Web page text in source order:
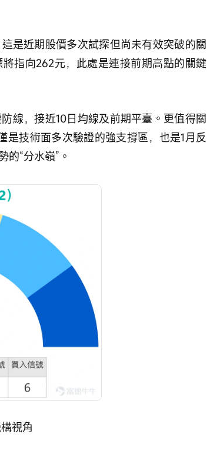
是近期股價多次試探但尚未有效突破的關
指向262元，此處是連接前期高點的關鍵
線，接近10日均線及前期平臺。更值得關
是技術面多次驗證的強支撐區，也是1月反
“分水嶺”。
視角